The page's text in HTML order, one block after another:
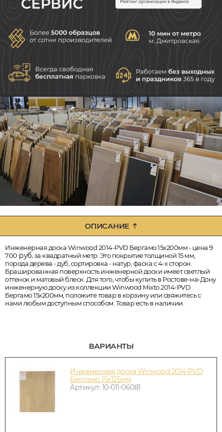
ОПИСАНИЕ
Инженерная доска Winwood 2014-PVD Бергамо 15х200мм - цена 9
700 руб.за квадратный метр. Это покрытие толщиной 15 мм,
порода дерева - дуб, сортировка - натур, фаска с 4-х сторон.
Брашированная поверхность инженерной доски имеет светлый
оттенок и матовый блеск. Для того, чтобы купить в Ростове-на-Дону
инженерную доску из коллекции Winwood Mixto 2014-PVD
Бергамо 15х200мм, положите товар в корзину или свяжитесь с
нами любым доступным способом. Товар есть в наличии.
ВАРИАНТЫ
Инженерная доска Winwood 2014-PVD
Бергамо 15х125мм
Артикул: 10-011-06081